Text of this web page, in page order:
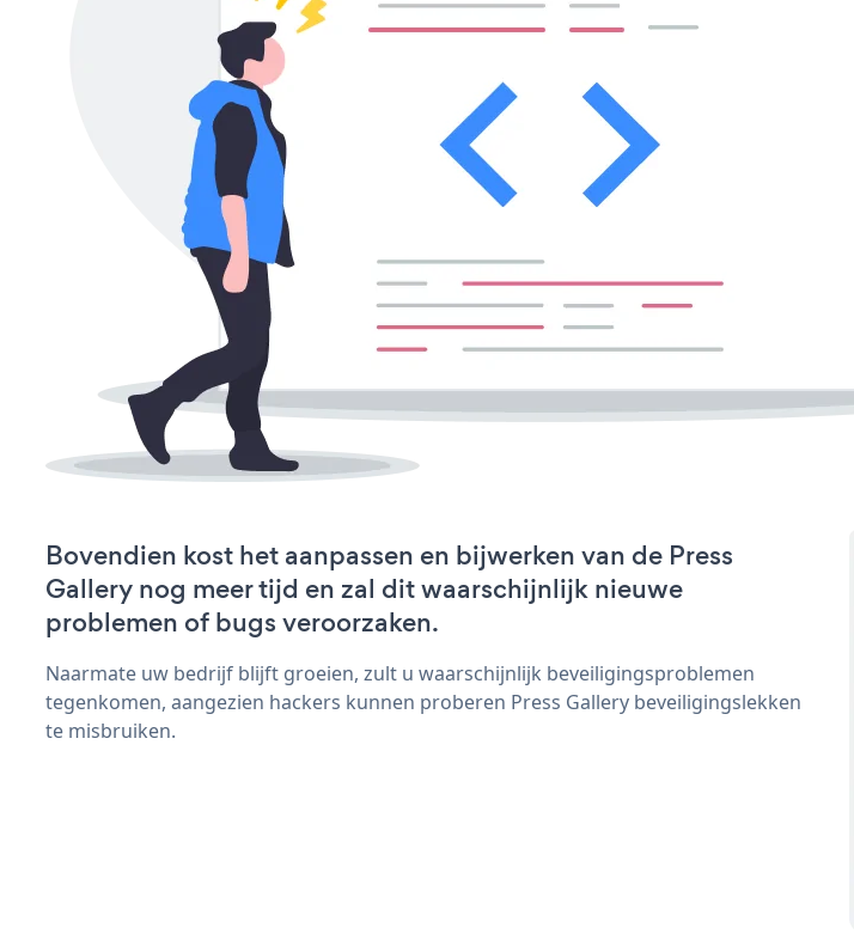
Bovendien kost het aanpassen en bijwerken van de Press
Gallery nog meer tijd en zal dit waarschijnlijk nieuwe
problemen of bugs veroorzaken.
Naarmate uw bedrijf blijft groeien, zult u waarschijnlijk beveiligingsproblemen
tegenkomen, aangezien hackers kunnen proberen Press Gallery beveiligingslekken
te misbruiken.